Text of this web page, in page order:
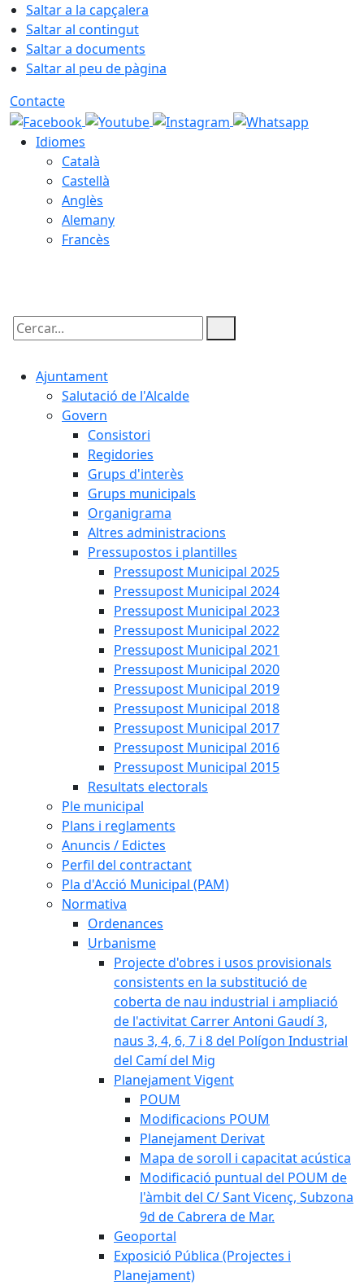
Saltar a la capçalera
Saltar al contingut
Saltar a documents
Saltar al peu de pàgina
Contacte
Idiomes
Català
Castellà
Anglès
Alemany
Francès
Cercar:
Ajuntament
Salutació de l'Alcalde
Govern
Consistori
Regidories
Grups d'interès
Grups municipals
Organigrama
Altres administracions
Pressupostos i plantilles
Pressupost Municipal 2025
Pressupost Municipal 2024
Pressupost Municipal 2023
Pressupost Municipal 2022
Pressupost Municipal 2021
Pressupost Municipal 2020
Pressupost Municipal 2019
Pressupost Municipal 2018
Pressupost Municipal 2017
Pressupost Municipal 2016
Pressupost Municipal 2015
Resultats electorals
Ple municipal
Plans i reglaments
Anuncis / Edictes
Perfil del contractant
Pla d'Acció Municipal (PAM)
Normativa
Ordenances
Urbanisme
Projecte d'obres i usos provisionals
consistents en la substitució de
coberta de nau industrial i ampliació
de l'activitat Carrer Antoni Gaudí 3,
naus 3, 4, 6, 7 i 8 del Polígon Industrial
del Camí del Mig
Planejament Vigent
POUM
Modificacions POUM
Planejament Derivat
Mapa de soroll i capacitat acústica
Modificació puntual del POUM de
l'àmbit del C/ Sant Vicenç, Subzona
9d de Cabrera de Mar.
Geoportal
Exposició Pública (Projectes i
Planejament)